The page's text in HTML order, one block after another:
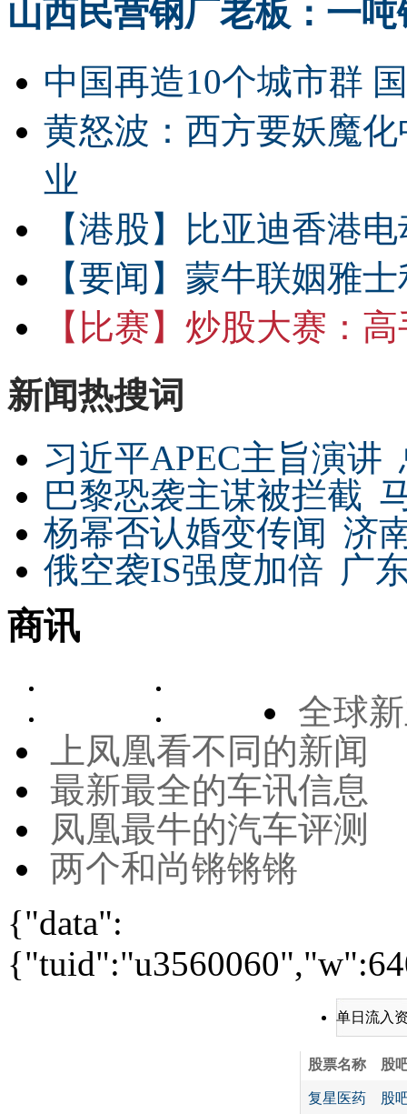
山西民营钢厂老板：一
中国再造10个城市群
黄怒波：西方要妖魔
业
【港股】
比亚迪香港
【要闻】 蒙牛联姻雅
【比赛】 炒股大赛：高
新闻热搜词
习近平APEC主旨演讲
巴黎恐袭主谋被拦截
杨幂否认婚变传闻 济
俄空袭IS强度加倍 广
商讯
全球
上凤凰看不同的新闻
最新最全的车讯信息
凤凰最牛的汽车评测
两个和尚锵锵锵
{"data":
单日流入
股票名称 股
复星医药 股